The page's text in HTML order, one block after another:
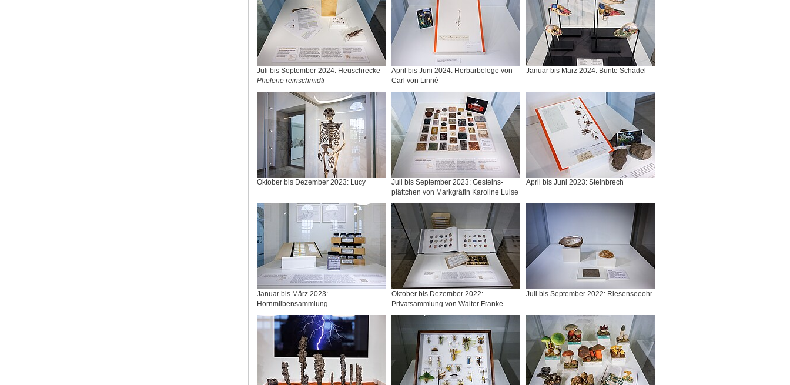
Juli bis September 2024: Heuschrecke
Phelene reinschmidti
April bis Juni 2024: Herbarbelege von
Carl von Linné
Januar bis März 2024: Bunte Schädel
Oktober bis Dezember 2023: Lucy
Juli bis September 2023: Gesteins-
plättchen von Markgräfin Karoline Luise
April bis Juni 2023: Steinbrech
Januar bis März 2023:
Hornmilbensammlung
Oktober bis Dezember 2022:
Privatsammlung von Walter Franke
Juli bis September 2022: Riesenseeohr